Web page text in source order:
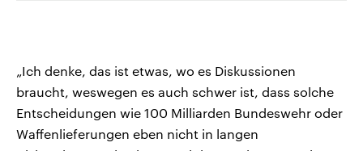
„Ich denke, das ist etwas, wo es Diskussionen
braucht, weswegen es auch schwer ist, dass solche
Entscheidungen wie 100 Milliarden Bundeswehr oder
Waffenlieferungen eben nicht in langen